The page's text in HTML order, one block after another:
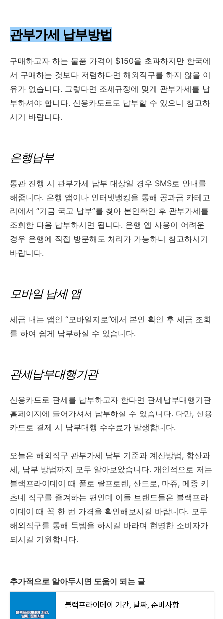
관부가세 납부방법
구매하고자 하는 물품 가격이 $150을 초과하지만 한국에
서 구매하는 것보다 저렴하다면 해외직구를 하지 않을 이
유가 없습니다. 그렇다면 조세규정에 맞게 관부가세를 납
부하셔야 합니다. 신용카도르도 납부할 수 있으니 참고하
시기 바랍니다.
은행납부
통관 진행 시 관부가세 납부 대상일 경우 SMS로 안내를
해줍니다. 은행 앱이나 인터넷뱅킹을 통해 공과금 카테고
리에서 “기금 국고 납부”를 찾아 본인확인 후 관부가세를
조회한 다음 납부하시면 됩니다. 은행 앱 사용이 어려운
경우 은행에 직접 방문해도 처리가 가능하니 참고하시기
바랍니다.
모바일 납세 앱
세금 내는 앱인 “모바일지로”에서 본인 확인 후 세금 조회
를 하여 쉽게 납부하실 수 있습니다.
관세납부대행기관
신용카드로 관세를 납부하고자 한다면 관세납부대행기관
홈페이지에 들어가셔서 납부하실 수 있습니다. 다만, 신용
카드로 결제 시 납부대행 수수료가 발생합니다.
오늘은 해외직구 관부가세 납부 기준과 계산방법, 합산과
세, 납부 방법까지 모두 알아보았습니다. 개인적으로 저는
블랙프라이데이 때 폴로 랄프로렌, 산드로, 마쥬, 메종 키
츠네 직구를 즐겨하는 편인데 이들 브랜드들은 블랙프라
이데이 때 꼭 한 번 가격을 확인해보시길 바랍니다. 모두
해외직구를 통해 득템을 하시길 바라며 현명한 소비자가
되시길 기원합니다.
추가적으로 알아두시면 도움이 되는 글
블랙프라이데이 기간, 날짜, 준비사항